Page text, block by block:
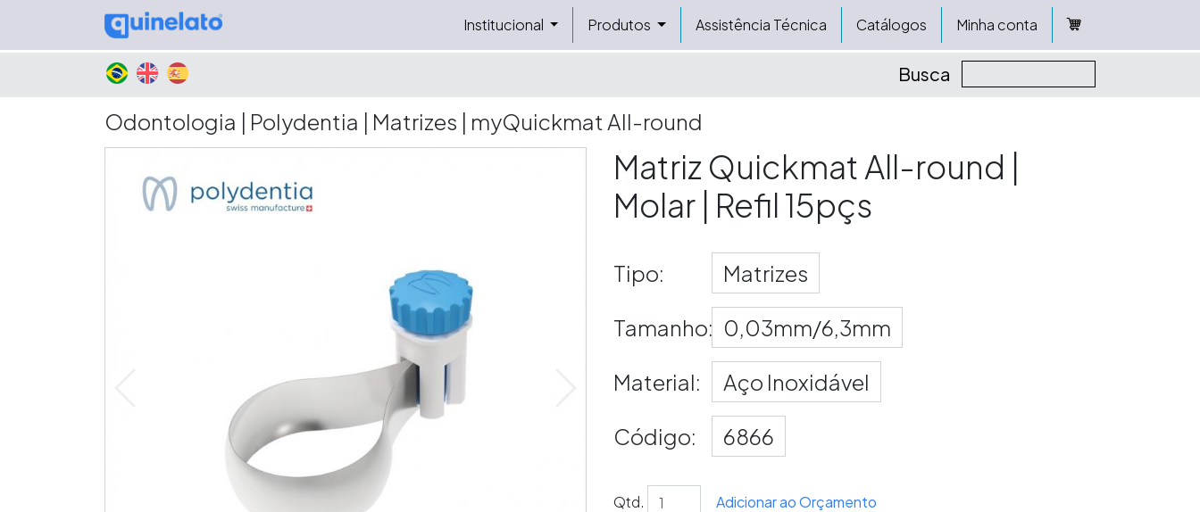
Institucional Produtos Assistência Técnica Catálogos Minha conta
Busca
Odontologia | Polydentia | Matrizes | myQuickmat All-round
Matriz Quickmat All-round |
Molar | Refil 15pçs
Tipo: Matrizes
Tamanho: 0,03mm/6,3mm
Material: Aço Inoxidável
Código: 6866
Qtd. Adicionar ao Orçamento